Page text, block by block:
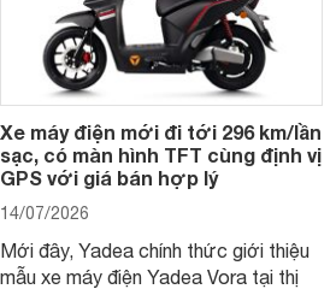
Xe máy điện mới đi tới 296 km/lần
sạc, có màn hình TFT cùng định vị
GPS với giá bán hợp lý
14/07/2026
Mới đây, Yadea chính thức giới thiệu
mẫu xe máy điện Yadea Vora tại thị